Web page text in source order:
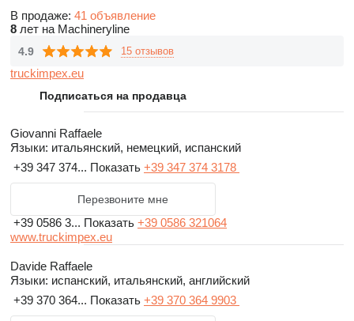
В продаже: 41 объявление
8 лет на Machineryline
4.9 15 отзывов
truckimpex.eu
Подписаться на продавца
Giovanni Raffaele
Языки: итальянский, немецкий, испанский
+39 347 374... Показать +39 347 374 3178
Перезвоните мне
+39 0586 3... Показать +39 0586 321064
www.truckimpex.eu
Davide Raffaele
Языки: испанский, итальянский, английский
+39 370 364... Показать +39 370 364 9903